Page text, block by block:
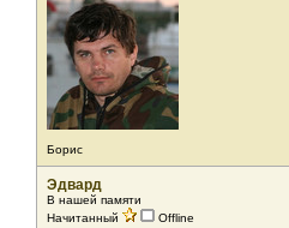
Борис
Эдвард
В нашей памяти
Начитанный
Offline